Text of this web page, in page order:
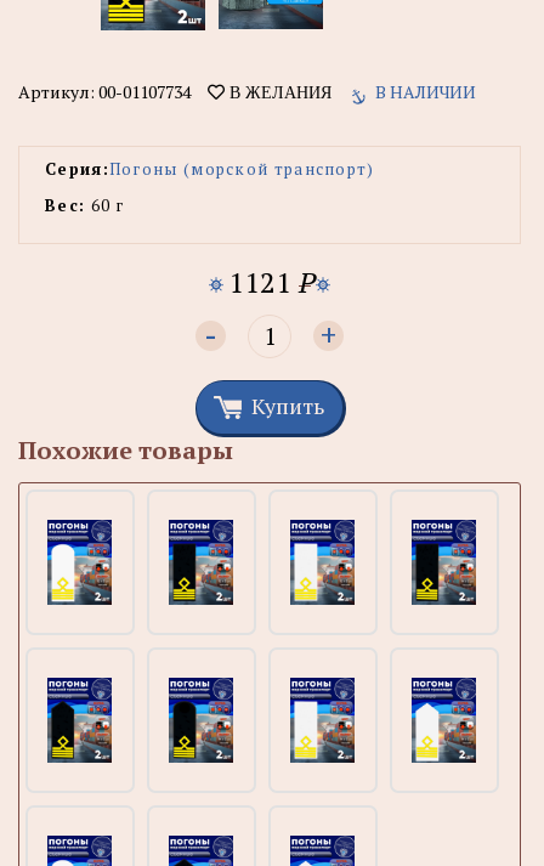
Артикул: 00-01107734 В ЖЕЛАНИЯ В НАЛИЧИИ
Серия:Погоны (морской транспорт)
Вес: 60 г
1121 P
- +
Купить
Похожие товары